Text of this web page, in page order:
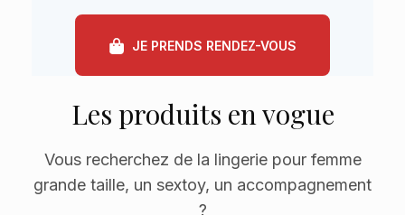
JE PRENDS RENDEZ-VOUS
Les produits en vogue
Vous recherchez de la lingerie pour femme
grande taille, un sextoy, un accompagnement
?